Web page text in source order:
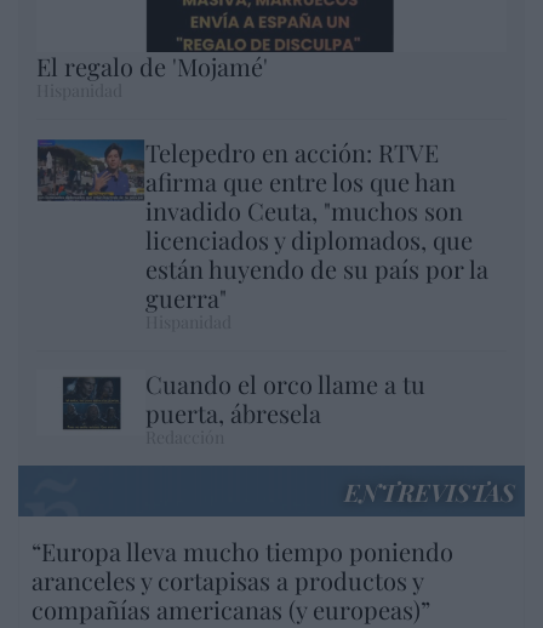
El regalo de 'Mojamé'
Telepedro en acción: RTVE
afirma que entre los que han
invadido Ceuta, "muchos son
licenciados y diplomados, que
están huyendo de su país por la
guerra"
Cuando el orco llame a tu
puerta, ábresela
ENTREVISTAS
“Europa lleva mucho tiempo poniendo
aranceles y cortapisas a productos y
compañías americanas (y europeas)”